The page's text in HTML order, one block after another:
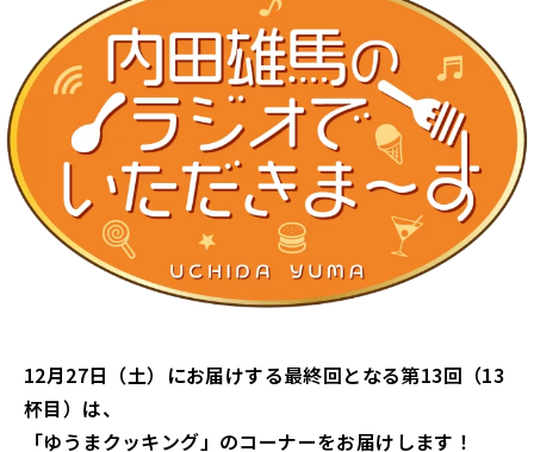
12月27日（土）にお届けする最終回となる第13回（13
杯目）は、
「ゆうまクッキング」のコーナーをお届けします！